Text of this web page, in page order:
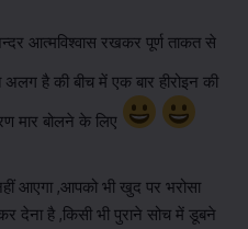
आत्मविश्वास रखकर पूर्ण ताकत से
अलग है की बीच में एक बार हीरोइन की
मार बोलने के लिए
आएगा ,आपको भी खुद पर भरोसा
देना है ,किसी भी पुराने सोच में डूबने